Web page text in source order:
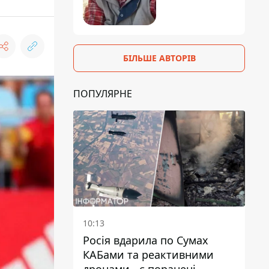
БІЛЬШЕ АВТОРІВ
ПОПУЛЯРНЕ
10:13
Росія вдарила по Сумах
КАБами та реактивними